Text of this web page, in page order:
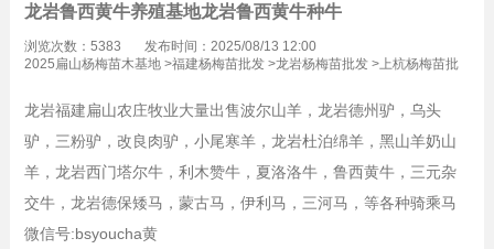
龙岩鲁西黄牛养殖基地龙岩鲁西黄牛种牛
浏览次数：5383
发布时间：2025/08/13 12:00
2025扁山杨梅苗木基地>福建杨梅苗批发>龙岩杨梅苗批发>上杭杨梅苗批
龙岩福建扁山农庄牧业大量出售波尔山羊，龙岩德州驴，乌头
驴，三粉驴，改良肉驴，小尾寒羊，龙岩杜泊绵羊，黑山羊奶山
羊，龙岩西门塔尔牛，利木赞牛，夏洛洛牛，鲁西黄牛，三元杂
交牛，龙岩德保矮马，蒙古马，伊利马，三河马，等各种骑乘马
微信号:bsyoucha黄